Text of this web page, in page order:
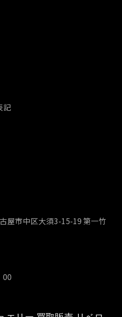
記
屋市中区大須3-15-19 第一竹
00